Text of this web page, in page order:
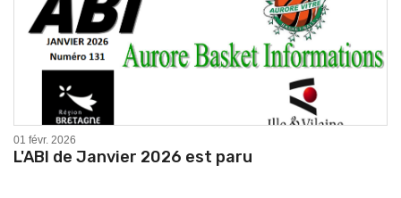
01 févr. 2026
L'ABI de Janvier 2026 est paru